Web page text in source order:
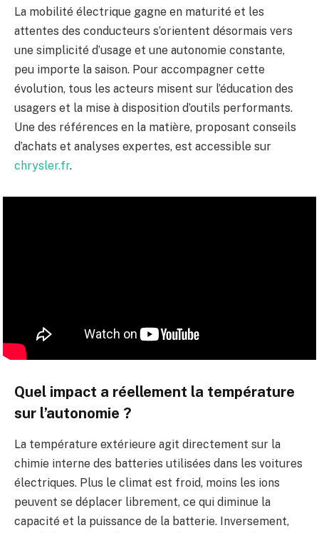
La mobilité électrique gagne en maturité et les
attentes des conducteurs s’orientent désormais vers
une simplicité d’usage et une autonomie constante,
peu importe la saison. Pour accompagner cette
évolution, tous les acteurs misent sur l’éducation des
usagers et la mise à disposition d’outils performants.
Une des références en la matière, proposant conseils
d’achats et analyses expertes, est accessible sur
chrysler.fr.
Quel impact a réellement la température
sur l’autonomie ?
La température extérieure agit directement sur la
chimie interne des batteries utilisées dans les voitures
électriques. Plus le climat est froid, moins les ions
peuvent se déplacer librement, ce qui diminue la
capacité et la puissance de la batterie. Inversement,